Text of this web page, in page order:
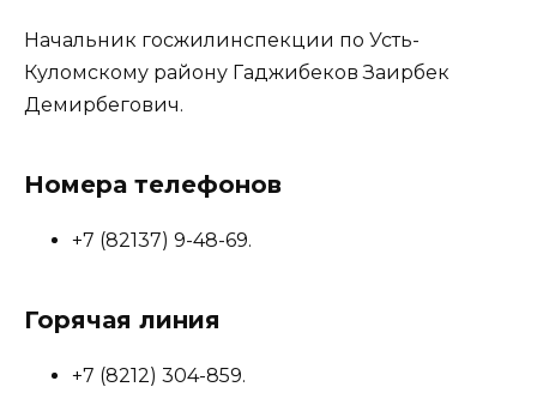
Начальник госжилинспекции по Усть-
Куломскому району Гаджибеков Заирбек
Демирбегович.
Номера телефонов
+7 (82137) 9-48-69.
Горячая линия
+7 (8212) 304-859.